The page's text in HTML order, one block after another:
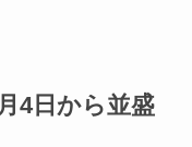
4日から並盛